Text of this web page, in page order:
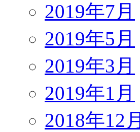
2019年7月
2019年5月
2019年3月
2019年1月
2018年12月